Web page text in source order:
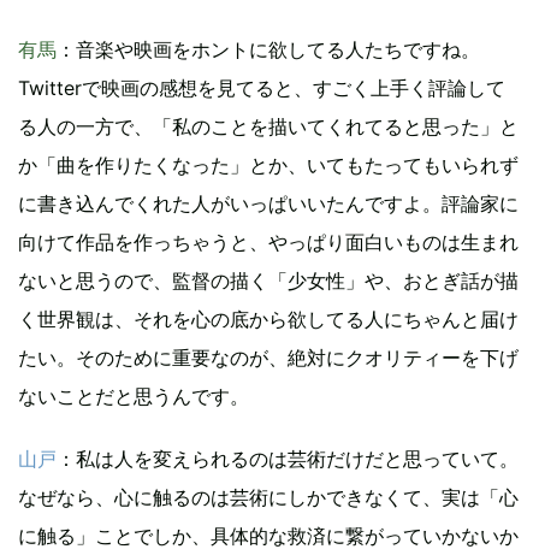
有馬 ：音楽や映画をホントに欲してる人たちですね。
Twitterで映画の感想を見てると、すごく上手く評論して
る人の一方で、「私のことを描いてくれてると思った」と
か「曲を作りたくなった」とか、いてもたってもいられず
に書き込んでくれた人がいっぱいいたんですよ。評論家に
向けて作品を作っちゃうと、やっぱり面白いものは生まれ
ないと思うので、監督の描く「少女性」や、おとぎ話が描
く世界観は、それを心の底から欲してる人にちゃんと届け
たい。そのために重要なのが、絶対にクオリティーを下げ
ないことだと思うんです。
山戸 ：私は人を変えられるのは芸術だけだと思っていて。
なぜなら、心に触るのは芸術にしかできなくて、実は「心
に触る」ことでしか、具体的な救済に繋がっていかないか